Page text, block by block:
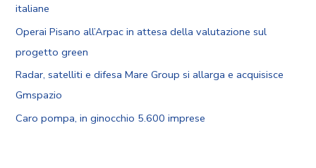
italiane
Operai Pisano all’Arpac in attesa della valutazione sul
progetto green
Radar, satelliti e difesa Mare Group si allarga e acquisisce
Gmspazio
Caro pompa, in ginocchio 5.600 imprese